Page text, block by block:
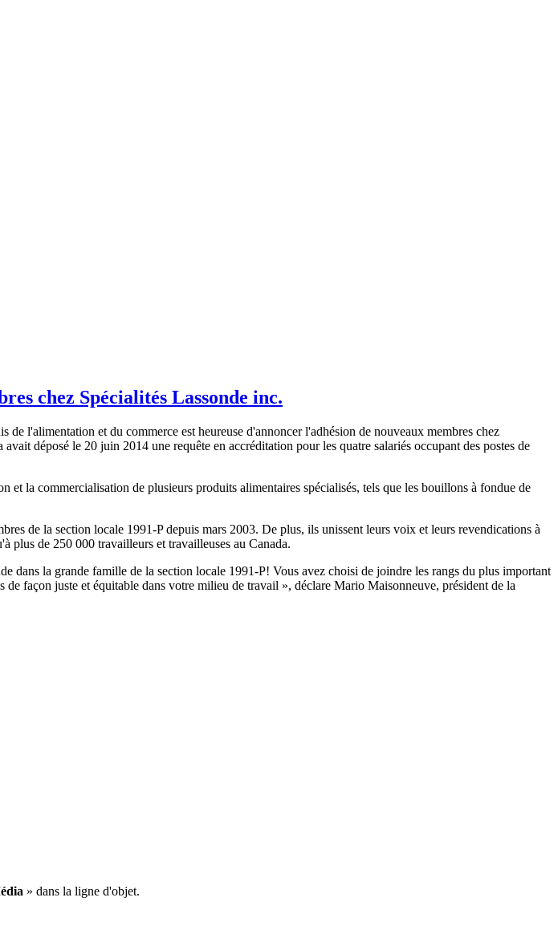
chez Spécialités Lassonde inc.
l'alimentation et du commerce est heureuse d'annoncer l'adhésion de nouveaux membres chez
déposé le 20 juin 2014 une requête en accréditation pour les quatre salariés occupant des postes de
et la commercialisation de plusieurs produits alimentaires spécialisés, tels que les bouillons à fondue de
de la section locale 1991-P depuis mars 2003. De plus, ils unissent leurs voix et leurs revendications à
plus de 250 000 travailleurs et travailleuses au Canada.
dans la grande famille de la section locale 1991-P! Vous avez choisi de joindre les rangs du plus important
façon juste et équitable dans votre milieu de travail », déclare Mario Maisonneuve, président de la
» dans la ligne d'objet.